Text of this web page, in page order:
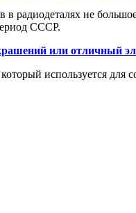
в радиодеталях не
СССР.
или отличный
используется